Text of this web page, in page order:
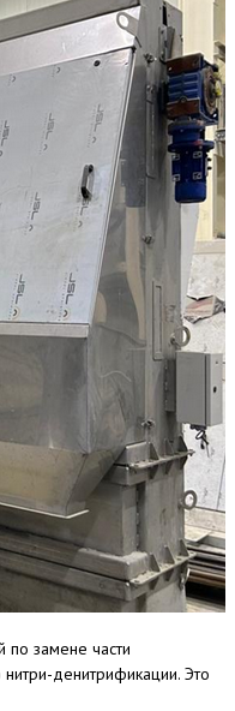
по замене части
денитрификации. Это